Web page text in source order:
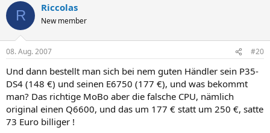
R Riccolas
New member
08. Aug. 2007 #20
Und dann bestellt man sich bei nem guten Händler sein P35-
DS4 (148 €) und seinen E6750 (177 €), und was bekommt
man? Das richtige MoBo aber die falsche CPU, nämlich
original einen Q6600, und das um 177 € statt um 250 €, satte
73 Euro billiger !